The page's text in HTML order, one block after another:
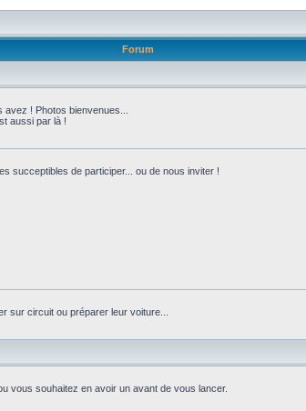
Forum
! Photos bienvenues...
aussi par là !
succeptibles de participer... ou de nous inviter !
sur circuit ou préparer leur voiture...
vous souhaitez en avoir un avant de vous lancer.